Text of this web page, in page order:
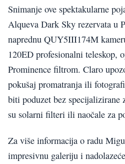
Snimanje ove spektakularne
Alqueva Dark Sky rezervata u
naprednu QUY5III174M
120ED profesionalni teleskop,
Prominence filtrom. Claro
pokušaj promatranja ili
biti poduzet bez specijalizirane
su solarni filteri ili naočale za
Za više informacija o radu
impresivnu galeriju i